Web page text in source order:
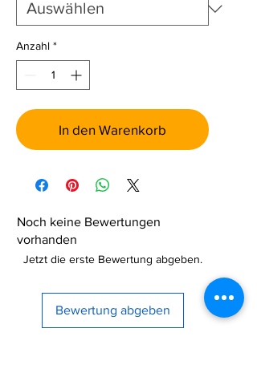
Anzahl *
In den Warenkorb
Noch keine Bewertungen
vorhanden
Jetzt die erste Bewertung abgeben.
Bewertung abgeben